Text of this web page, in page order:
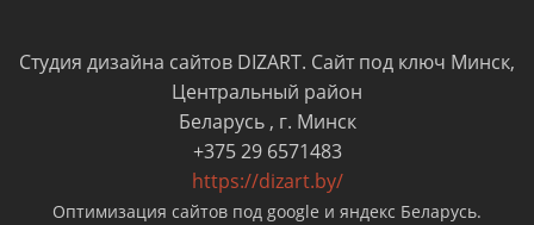
Студия дизайна сайтов DIZART. Cайт под ключ Минск,
Центральный район
Беларусь , г. Минск
+375 29 6571483
https://dizart.by/
Оптимизация сайтов под google и яндекс Беларусь.